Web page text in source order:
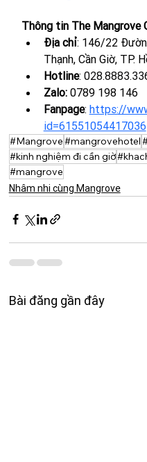
Thông tin The Mangrove
Địa chỉ: 146/22
Thạnh, Cần Giờ, TP.
Hotline:
Zalo: 0789 198 146
Fanpage: https://
id=61551054417036
#Mangrove#mangrovehotel
#kinh nghiệm đi cần giờ
#mangrove
Nhâm nhi cùng Mangrove
Bài đăng gần đây